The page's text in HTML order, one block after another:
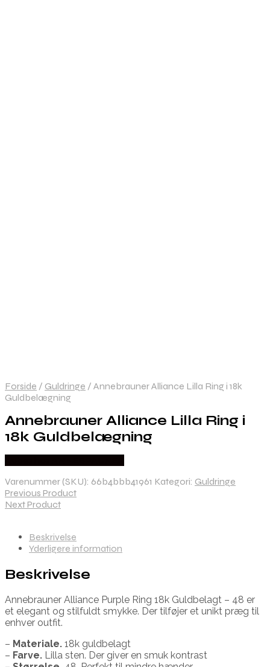
Forside / Guldringe / Annebrauner Alliance Lilla Ring i 18k
Guldbelægning
Annebrauner Alliance Lilla Ring i
18k Guldbelægning
Varenummer (SKU): 66b4bbb41961 Kategori: Guldringe
Previous Product
Next Product
Beskrivelse
Yderligere information
Beskrivelse
Annebrauner Alliance Purple Ring 18k Guldbelagt – 48 er
et elegant og stilfuldt smykke. Der tilføjer et unikt præg til
enhver outfit.
– Materiale. 18k guldbelagt
– Farve. Lilla sten. Der giver en smuk kontrast